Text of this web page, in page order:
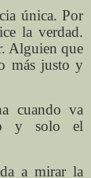
única. Por
la verdad.
Alguien que
más justo y
cuando va
y solo el
a mirar la